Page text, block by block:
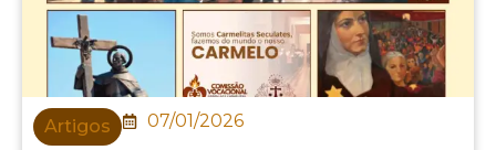
Artigos 07/01/2026